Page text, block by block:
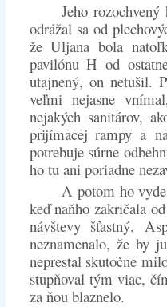
Jeho
odrážal sa od
že Uljana bola
pavilónu H od
utajnený, on netušil.
veľmi nejasne
nejakých sanitárov,
prijímacej rampy a
potrebuje súrne
ho tu ani poriadne
A potom ho
keď naňho zakričala
návštevy šťastný.
neznamenalo, že by
neprestal skutočne
stupňoval tým viac,
za ňou blaznelo.